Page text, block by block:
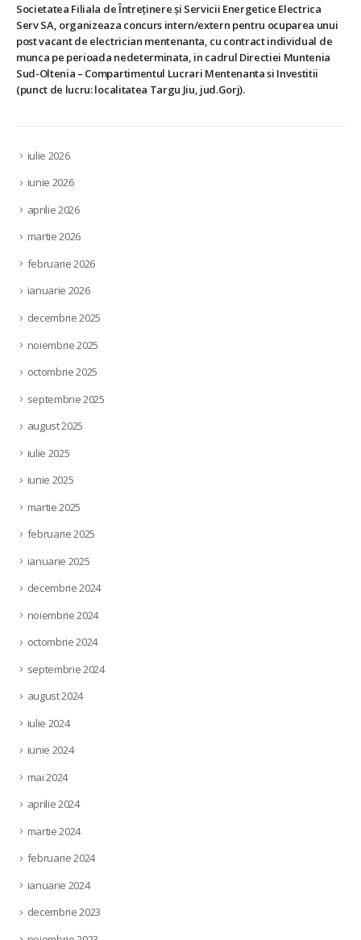
Societatea Filiala de Întreţinere şi Servicii Energetice Electrica
Serv SA, organizeaza concurs intern/extern pentru ocuparea unui
post vacant de electrician mentenanta, cu contract individual de
munca pe perioada nedeterminata, in cadrul Directiei Muntenia
Sud-Oltenia – Compartimentul Lucrari Mentenanta si Investitii
(punct de lucru: localitatea Targu Jiu, jud.Gorj).
iulie 2026
iunie 2026
aprilie 2026
martie 2026
februarie 2026
ianuarie 2026
decembrie 2025
noiembrie 2025
octombrie 2025
septembrie 2025
august 2025
iulie 2025
iunie 2025
martie 2025
februarie 2025
ianuarie 2025
decembrie 2024
noiembrie 2024
octombrie 2024
septembrie 2024
august 2024
iulie 2024
iunie 2024
mai 2024
aprilie 2024
martie 2024
februarie 2024
ianuarie 2024
decembrie 2023